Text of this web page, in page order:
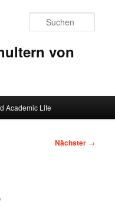
von
Academic Life
Nächster →